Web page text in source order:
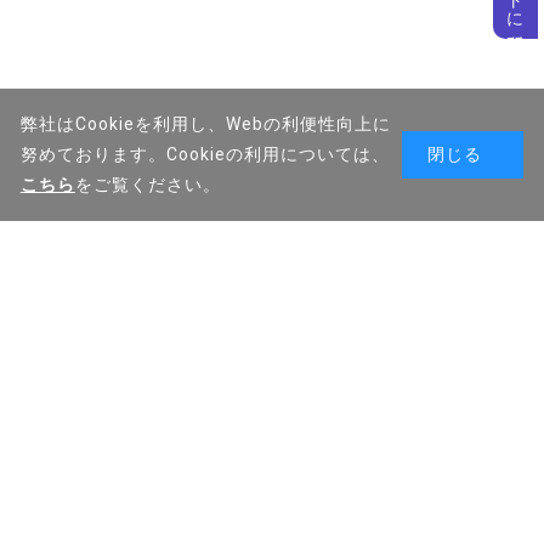
弊社はCookieを利用し、Webの利便性向上に
努めております。Cookieの利用については、
こちら をご覧ください。
閉じる